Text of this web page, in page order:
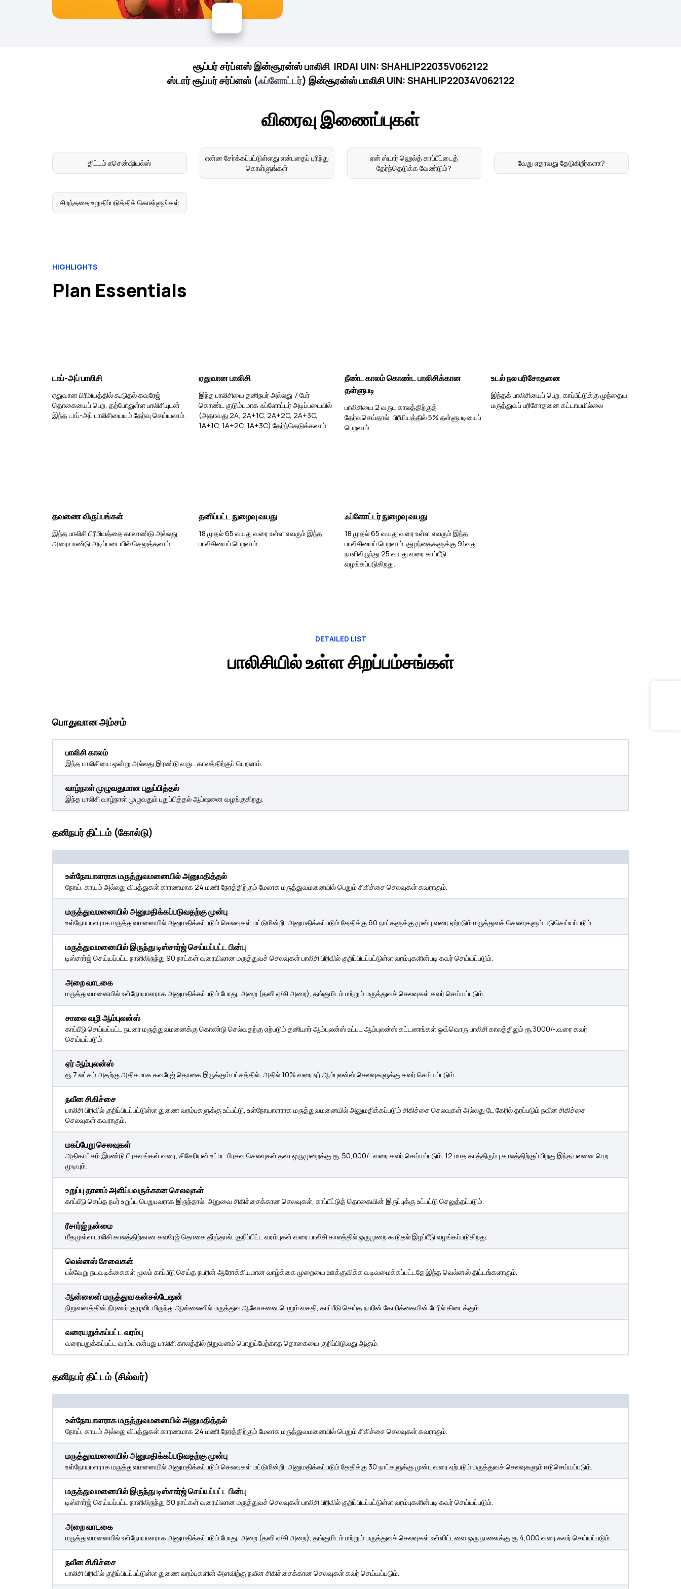
சூப்பர் சர்ப்ளஸ் இன்சூரன்ஸ் பாலிசி IRDAI UIN: SHAHLIP22035V062122
ஸ்டார் சூப்பர் சர்ப்ளஸ் (ஃப்ளோட்டர்) இன்சூரன்ஸ் பாலிசி UIN: SHAHLIP22034V062122
விரைவு இணைப்புகள்
திட்டம் எசென்ஷியல்ஸ்
என்ன சேர்க்கப்பட்டுள்ளது என்பதைப் புரிந்து
கொள்ளுங்கள்
ஏன் ஸ்டார் ஹெல்த் காப்பீட்டைத்
தேர்ந்தெடுக்க வேண்டும்?
வேறு ஏதாவது தேடுகிறீர்களா?
சிறந்ததை உறுதிப்படுத்திக் கொள்ளுங்கள்
HIGHLIGHTS
Plan Essentials
டாப்-அப் பாலிசி
ஏதுவான பிரீமியத்தில் கூடுதல் கவரேஜ்
தொகையைப் பெற, தற்போதுள்ள பாலிசியுடன்
இந்த டாப்-அப் பாலிசியையும் தேர்வு செய்யலாம்.
ஏதுவான பாலிசி
இந்த பாலிசியை தனிநபர் அல்லது 7 பேர்
கொண்ட குடும்பமாக ஃப்ளோட்டர் அடிப்படையில்
(அதாவது 2A, 2A+1C, 2A+2C, 2A+3C,
1A+1C, 1A+2C, 1A+3C) தேர்ந்தெடுக்கலாம்.
நீண்ட காலம் கொண்ட பாலிசிக்கான
தள்ளுபடி
பாலிசியை 2 வருட காலத்திற்குத்
தேர்வுசெய்தால், பிரீமியத்தில் 5% தள்ளுபடியைப்
பெறலாம்.
உடல் நல பரிசோதனை
இந்தக் பாலிசியைப் பெற, காப்பீட்டுக்கு முந்தைய
மருத்துவப் பரிசோதனை கட்டாயமில்லை
தவணை விருப்பங்கள்
இந்த பாலிசி பிரீமியத்தை காலாண்டு அல்லது
அரையாண்டு அடிப்படையில் செலுத்தலாம்.
தனிப்பட்ட நுழைவு வயது
18 முதல் 65 வயது வரை உள்ள எவரும் இந்த
பாலிசியைப் பெறலாம்.
ஃப்ளோட்டர் நுழைவு வயது
18 முதல் 65 வயது வரை உள்ள எவரும் இந்த
பாலிசியைப் பெறலாம். குழந்தைகளுக்கு 91வது
நாளிலிருந்து 25 வயது வரை காப்பீடு
வழங்கப்படுகிறது.
DETAILED LIST
பாலிசியில் உள்ள சிறப்பம்சங்கள்
பொதுவான அம்சம்
பாலிசி காலம்
இந்த பாலிசியை ஒன்று அல்லது இரண்டு வருட காலத்திற்குப் பெறலாம்.
வாழ்நாள் முழுவதுமான புதுப்பித்தல்
இந்த பாலிசி வாழ்நாள் முழுவதும் புதுப்பித்தல் ஆப்ஷனை வழங்குகிறது.
தனிநபர் திட்டம் (கோல்டு)
உள்நோயாளராக மருத்துவமனையில் அனுமதித்தல்
நோய், காயம் அல்லது விபத்துகள் காரணமாக 24 மணி நேரத்திற்கும் மேலாக மருத்துவமனையில் பெறும் சிகிச்சை செலவுகள் கவராகும்.
மருத்துவமனையில் அனுமதிக்கப்படுவதற்கு முன்பு
உள்நோயாளராக மருத்துவமனையில் அனுமதிக்கப்படும் செலவுகள் மட்டுமின்றி, அனுமதிக்கப்படும் தேதிக்கு 60 நாட்களுக்கு முன்பு வரை ஏற்படும் மருத்துவச் செலவுகளும் ஈடுசெய்யப்படும்.
மருத்துவமனையில் இருந்து டிஸ்சார்ஜ் செய்யப்பட்ட பின்பு
டிஸ்சார்ஜ் செய்யப்பட்ட நாளிலிருந்து 90 நாட்கள் வரையிலான மருத்துவச் செலவுகள் பாலிசி பிரிவில் குறிப்பிடப்பட்டுள்ள வரம்புகளின்படி கவர் செய்யப்படும்.
அறை வாடகை
மருத்துவமனையில் உள்நோயாளராக அனுமதிக்கப்படும் போது, அறை (தனி ஏ/சி அறை), தங்குமிடம் மற்றும் மருத்துவச் செலவுகள் கவர் செய்யப்படும்.
சாலை வழி ஆம்புலன்ஸ்
காப்பீடு செய்யப்பட்ட நபரை மருத்துவமனைக்கு கொண்டு செல்வதற்கு ஏற்படும் தனியார் ஆம்புலன்ஸ் உட்பட ஆம்புலன்ஸ் கட்டணங்கள் ஒவ்வொரு பாலிசி காலத்திலும் ரூ.3000/-.வரை கவர்
செய்யப்படும்.
ஏர் ஆம்புலன்ஸ்
ரூ.7 லட்சம் அதற்கு அதிகமாக கவரேஜ் தொகை இருக்கும் பட்சத்தில், அதில் 10% வரை ஏர் ஆம்புலன்ஸ் செலவுகளுக்கு கவர் செய்யப்படும்.
நவீன சிகிச்சை
பாலிசி பிரிவில் குறிப்பிடப்பட்டுள்ள துணை வரம்புகளுக்கு உட்பட்டு, உள்நோயாளராக மருத்துவமனையில் அனுமதிக்கப்படும் சிகிச்சை செலவுகள் அல்லது டே கேரில் தரப்படும் நவீன சிகிச்சை
செலவுகள் கவராகும்.
மகப்பேறு செலவுகள்
அதிகபட்சம் இரண்டு பிரசவங்கள் வரை, சிசேரியன் உட்பட பிரசவ செலவுகள் தலா ஒருமுறைக்கு ரூ. 50,000/- வரை கவர் செய்யப்படும். 12 மாத காத்திருப்பு காலத்திற்குப் பிறகு இந்த பலனை பெற
முடியும்.
உறுப்பு தானம் அளிப்பவருக்கான செலவுகள்
காப்பீடு செய்த நபர் உறுப்பு பெறுபவராக இருந்தால், அறுவை சிகிச்சைக்கான செலவுகள், காப்பீட்டுத் தொகையின் இருப்புக்கு உட்பட்டு செலுத்தப்படும்.
ரீசார்ஜ் நன்மை
மீதமுள்ள பாலிசி காலத்திற்கான கவரேஜ் தொகை தீர்ந்தால், குறிப்பிட்ட வரம்புகள் வரை பாலிசி காலத்தில் ஒருமுறை கூடுதல் இழப்பீடு வழங்கப்படுகிறது.
வெல்னஸ் சேவைகள்
பல்வேறு நடவடிக்கைகள் மூலம் காப்பீடு செய்த நபரின் ஆரோக்கியமான வாழ்க்கை முறையை ஊக்குவிக்க வடிவமைக்கப்பட்டதே இந்த வெல்னஸ் திட்டங்களாகும்.
ஆன்லைன் மருத்துவ கன்சல்டேஷன்
நிறுவனத்தின் நிபுணர் குழுவிடமிருந்து ஆன்லைனில் மருத்துவ ஆலோசனை பெறும் வசதி, காப்பீடு செய்த நபரின் கோரிக்கையின் பேரில் கிடைக்கும்.
வரையறுக்கப்பட்ட வரம்பு
வரையறுக்கப்பட்ட வரம்பு என்பது பாலிசி காலத்தில் நிறுவனம் பொறுப்பேற்காத தொகையை குறிப்பிடுவது ஆகும்.
தனிநபர் திட்டம் (சில்வர்)
உள்நோயாளராக மருத்துவமனையில் அனுமதித்தல்
நோய், காயம் அல்லது விபத்துகள் காரணமாக 24 மணி நேரத்திற்கும் மேலாக மருத்துவமனையில் பெறும் சிகிச்சை செலவுகள் கவராகும்.
மருத்துவமனையில் அனுமதிக்கப்படுவதற்கு முன்பு
உள்நோயாளராக மருத்துவமனையில் அனுமதிக்கப்படும் செலவுகள் மட்டுமின்றி, அனுமதிக்கப்படும் தேதிக்கு 30 நாட்களுக்கு முன்பு வரை ஏற்படும் மருத்துவச் செலவுகளும் ஈடுசெய்யப்படும்.
மருத்துவமனையில் இருந்து டிஸ்சார்ஜ் செய்யப்பட்ட பின்பு
டிஸ்சார்ஜ் செய்யப்பட்ட நாளிலிருந்து 60 நாட்கள் வரையிலான மருத்துவச் செலவுகள் பாலிசி பிரிவில் குறிப்பிடப்பட்டுள்ள வரம்புகளின்படி கவர் செய்யப்படும்.
அறை வாடகை
மருத்துவமனையில் உள்நோயாளராக அனுமதிக்கப்படும் போது, அறை (தனி ஏ/சி அறை), தங்குமிடம் மற்றும் மருத்துவச் செலவுகள் உள்ளிட்டவை ஒரு நாளைக்கு ரூ.4,000 வரை கவர் செய்யப்படும்.
நவீன சிகிச்சை
பாலிசி பிரிவில் குறிப்பிடப்பட்டுள்ள துணை வரம்புகளின் அளவிற்கு நவீன சிகிச்சைக்கான செலவுகள் கவர் செய்யப்படும்.